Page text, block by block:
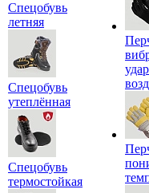
Спецобувь
летняя
Спецобувь
утеплённая
Спецобувь
термостойкая